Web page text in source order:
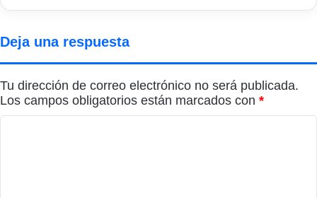
Deja una respuesta
Tu dirección de correo electrónico no será publicada.
Los campos obligatorios están marcados con *